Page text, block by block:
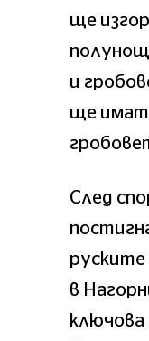
ще
и
ще имат
След
руските
в